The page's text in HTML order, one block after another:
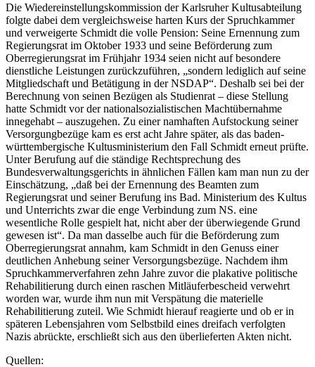
Die Wiedereinstellungskommission der Karlsruher Kultusabteilung
folgte dabei dem vergleichsweise harten Kurs der Spruchkammer
und verweigerte Schmidt die volle Pension: Seine Ernennung zum
Regierungsrat im Oktober 1933 und seine Beförderung zum
Oberregierungsrat im Frühjahr 1934 seien nicht auf besondere
dienstliche Leistungen zurückzuführen, „sondern lediglich auf seine
Mitgliedschaft und Betätigung in der NSDAP“. Deshalb sei bei der
Berechnung von seinen Bezügen als Studienrat – diese Stellung
hatte Schmidt vor der nationalsozialistischen Machtübernahme
innegehabt – auszugehen. Zu einer namhaften Aufstockung seiner
Versorgungbezüge kam es erst acht Jahre später, als das baden-
württembergische Kultusministerium den Fall Schmidt erneut prüfte.
Unter Berufung auf die ständige Rechtsprechung des
Bundesverwaltungsgerichts in ähnlichen Fällen kam man nun zu der
Einschätzung, „daß bei der Ernennung des Beamten zum
Regierungsrat und seiner Berufung ins Bad. Ministerium des Kultus
und Unterrichts zwar die enge Verbindung zum NS. eine
wesentliche Rolle gespielt hat, nicht aber der überwiegende Grund
gewesen ist“. Da man dasselbe auch für die Beförderung zum
Oberregierungsrat annahm, kam Schmidt in den Genuss einer
deutlichen Anhebung seiner Versorgungsbezüge. Nachdem ihm
Spruchkammerverfahren zehn Jahre zuvor die plakative politische
Rehabilitierung durch einen raschen Mitläuferbescheid verwehrt
worden war, wurde ihm nun mit Verspätung die materielle
Rehabilitierung zuteil. Wie Schmidt hierauf reagierte und ob er in
späteren Lebensjahren vom Selbstbild eines dreifach verfolgten
Nazis abrückte, erschließt sich aus den überlieferten Akten nicht.
Quellen: